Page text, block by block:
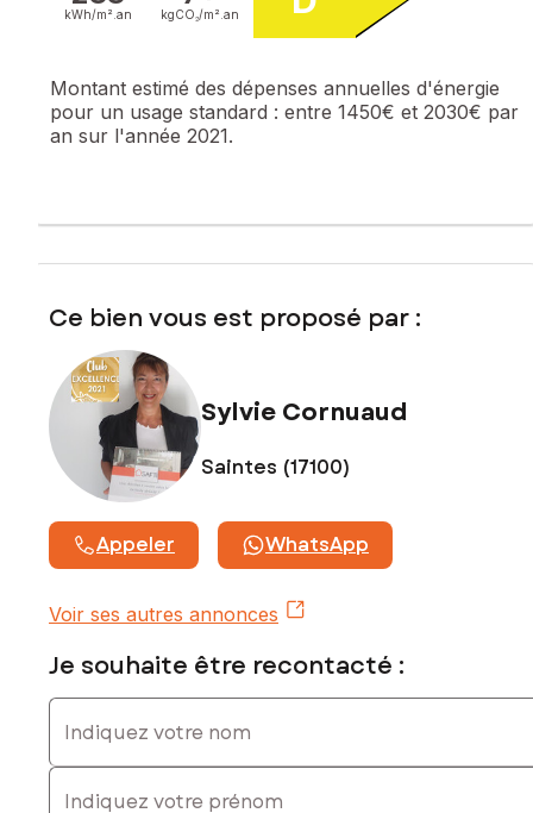
Les informations sur les risques auxquels ce bien est
www.georisques.gouv.fr
Prix de vente : 295 000 €
06 66 87 49 02, E-mail : sylvie.cornuaud@safti.fr - EI -
kWh/m². an kgCO₂/m². an
Montant estimé des dépenses annuelles d'énergie
pour un usage standard : entre 1450€ et 2030€ par
an sur l'année 2021.
Ce bien vous est proposé par :
Sylvie Cornuaud
Saintes (17100)
Appeler WhatsApp
Voir ses autres annonces
Je souhaite être recontacté :
Indiquez votre nom
Indiquez votre prénom